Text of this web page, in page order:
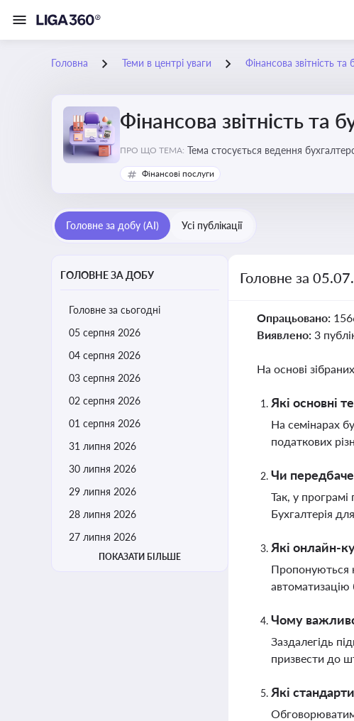
Головна Теми в центрі уваги Фінансова звітність
Фінансова звітність
ПРО ЩО ТЕМА: Тема стосується ведення
Фінансові послуги
Головне за добу (AI) Усі публікації
ГОЛОВНЕ ЗА ДОБУ
Головне за сьогодні
05 серпня 2026
04 серпня 2026
03 серпня 2026
02 серпня 2026
01 серпня 2026
31 липня 2026
30 липня 2026
29 липня 2026
28 липня 2026
27 липня 2026
ПОКАЗАТИ БІЛЬШЕ
Головне за
Опрацьовано:
Виявлено: 3
На основі
Які основні
На семінарах
податкових
Чи
Так, у програмі
Бухгалтерія
Які онлайн-
Пропонуються
автоматизацію
Чому важливо
Заздалегідь
призвести до
Які